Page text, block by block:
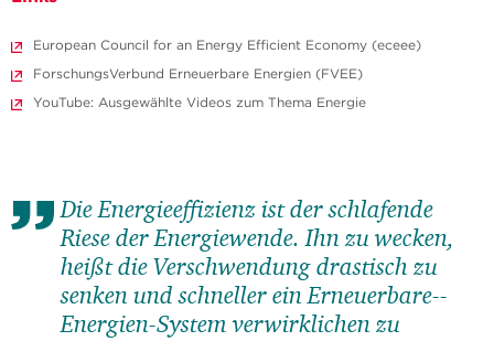
European Council for an Energy Efficient Economy (eceee)
ForschungsVerbund Erneuerbare Energien (FVEE)
YouTube: Ausgewählte Videos zum Thema Energie
Die Energieeffizienz ist der schlafende
Riese der Energiewende. Ihn zu wecken,
heißt die Verschwendung drastisch zu
senken und schneller ein Erneuerbare-­
Energien-­System verwirklichen zu